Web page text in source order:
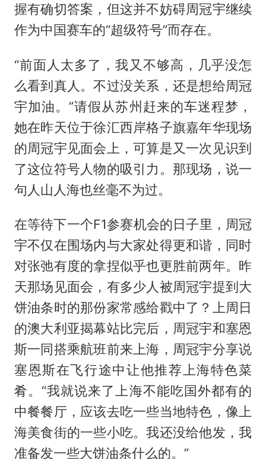
握有确切答案，但这并不妨碍周冠宇继续
作为中国赛车的“超级符号”而存在。
“前面人太多了，我又不够高，几乎没怎
么看到真人。不过没关系，还是想给周冠
宇加油。”请假从苏州赶来的车迷程梦，
她在昨天位于徐汇西岸格子旗嘉年华现场
的周冠宇见面会上，可算是又一次见识到
了这位符号人物的吸引力。那现场，说一
句人山人海也丝毫不为过。
在等待下一个F1参赛机会的日子里，周冠
宇不仅在围场内与大家处得更和谐，同时
对张弛有度的拿捏似乎也更胜前两年。昨
天那场见面会，有多少人被周冠宇提到大
饼油条时的那份家常感给戳中了？上周日
的澳大利亚揭幕站比完后，周冠宇和塞恩
斯一同搭乘航班前来上海，周冠宇分享说
塞恩斯在飞行途中让他推荐上海特色菜
肴。“我就说来了上海不能吃国外都有的
中餐餐厅，应该去吃一些当地特色，像上
海美食街的一些小吃。我还没给他发，我
准备发一些大饼油条什么的。”